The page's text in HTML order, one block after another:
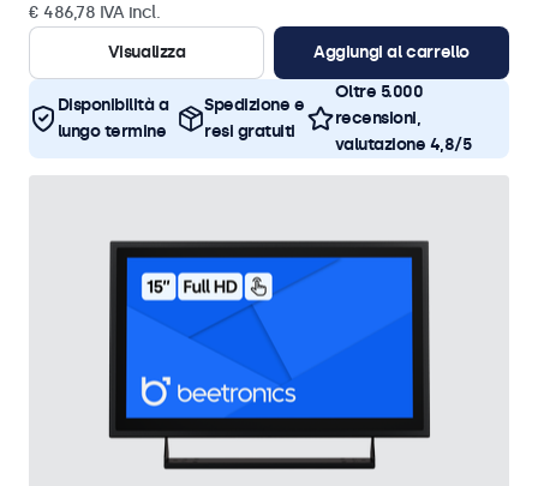
€ 486,78 IVA incl.
Visualizza
Aggiungi al carrello
Disponibilità a
lungo termine
Spedizione e
resi gratuiti
Oltre 5.000
recensioni,
valutazione 4,8/5